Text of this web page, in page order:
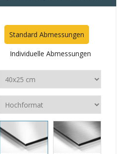
Standard Abmessungen
Individuelle Abmessungen